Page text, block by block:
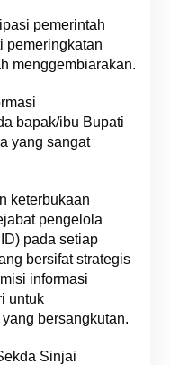
pemerintah
pemeringkatan
menggembiarakan.
bapak/ibu Bupati
yang sangat
keterbukaan
pengelola
pada setiap
bersifat strategis
informasi
untuk
bersangkutan.
Sinjai